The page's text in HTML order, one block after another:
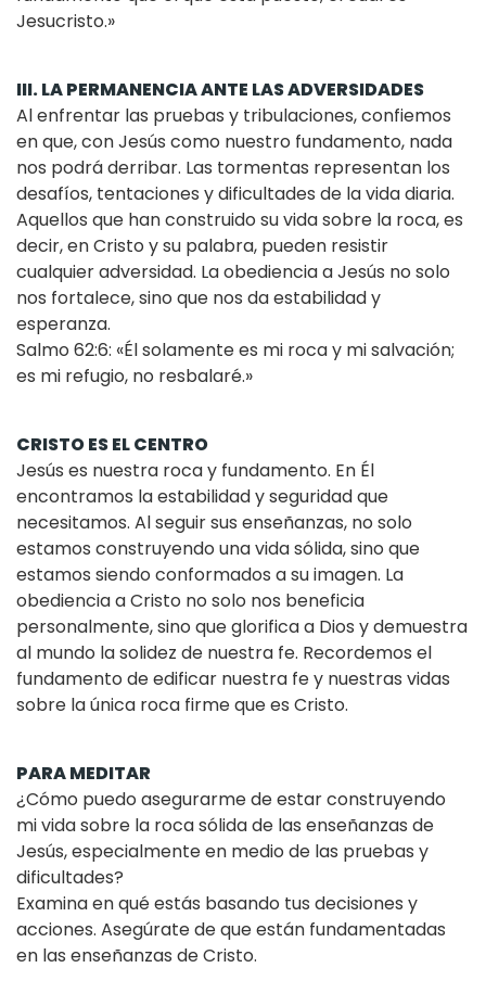
Jesucristo.»
III. LA PERMANENCIA ANTE LAS ADVERSIDADES
Al enfrentar las pruebas y tribulaciones, confiemos
en que, con Jesús como nuestro fundamento, nada
nos podrá derribar. Las tormentas representan los
desafíos, tentaciones y dificultades de la vida diaria.
Aquellos que han construido su vida sobre la roca, es
decir, en Cristo y su palabra, pueden resistir
cualquier adversidad. La obediencia a Jesús no solo
nos fortalece, sino que nos da estabilidad y
esperanza.
Salmo 62:6: «Él solamente es mi roca y mi salvación;
es mi refugio, no resbalaré.»
CRISTO ES EL CENTRO
Jesús es nuestra roca y fundamento. En Él
encontramos la estabilidad y seguridad que
necesitamos. Al seguir sus enseñanzas, no solo
estamos construyendo una vida sólida, sino que
estamos siendo conformados a su imagen. La
obediencia a Cristo no solo nos beneficia
personalmente, sino que glorifica a Dios y demuestra
al mundo la solidez de nuestra fe. Recordemos el
fundamento de edificar nuestra fe y nuestras vidas
sobre la única roca firme que es Cristo.
PARA MEDITAR
¿Cómo puedo asegurarme de estar construyendo
mi vida sobre la roca sólida de las enseñanzas de
Jesús, especialmente en medio de las pruebas y
dificultades?
Examina en qué estás basando tus decisiones y
acciones. Asegúrate de que están fundamentadas
en las enseñanzas de Cristo.